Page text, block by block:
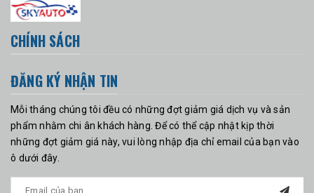
CHÍNH SÁCH
ĐĂNG KÝ NHẬN TIN
Mỗi tháng chúng tôi đều có những đợt giảm giá dịch vụ và sản
phẩm nhằm chi ân khách hàng. Để có thể cập nhật kịp thời
những đợt giảm giá này, vui lòng nhập địa chỉ email của bạn vào
ô dưới đây.